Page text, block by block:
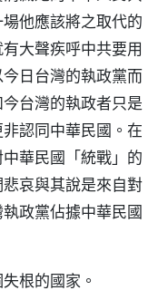
他應該將之取代的
大聲疾呼中共要用
日台灣的執政黨而
台灣的執政者只是
非認同中華民國。在
華民國「統戰」的
哀與其說是來自對
政黨佔據中華民國
根的國家。